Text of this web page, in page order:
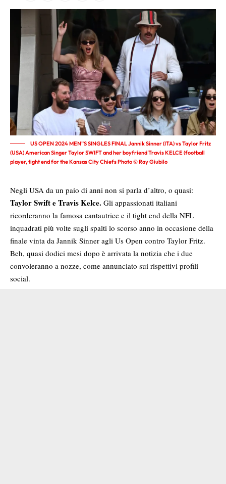
US OPEN 2024 MEN”S SINGLES FINAL Jannik Sinner (ITA) vs Taylor Fritz
(USA) American Singer Taylor SWIFT and her boyfriend Travis KELCE (football
player, tight end for the Kansas City Chiefs Photo © Ray Giubilo
Negli USA da un paio di anni non si parla d’altro, o quasi:
Taylor Swift e Travis Kelce. Gli appassionati italiani
ricorderanno la famosa cantautrice e il tight end della NFL
inquadrati più volte sugli spalti lo scorso anno in occasione della
finale vinta da Jannik Sinner agli Us Open contro Taylor Fritz.
Beh, quasi dodici mesi dopo è arrivata la notizia che i due
convoleranno a nozze, come annunciato sui rispettivi profili
social.